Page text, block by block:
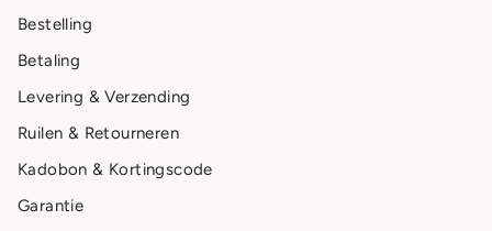
Bestelling
Betaling
Levering & Verzending
Ruilen & Retourneren
Kadobon & Kortingscode
Garantie